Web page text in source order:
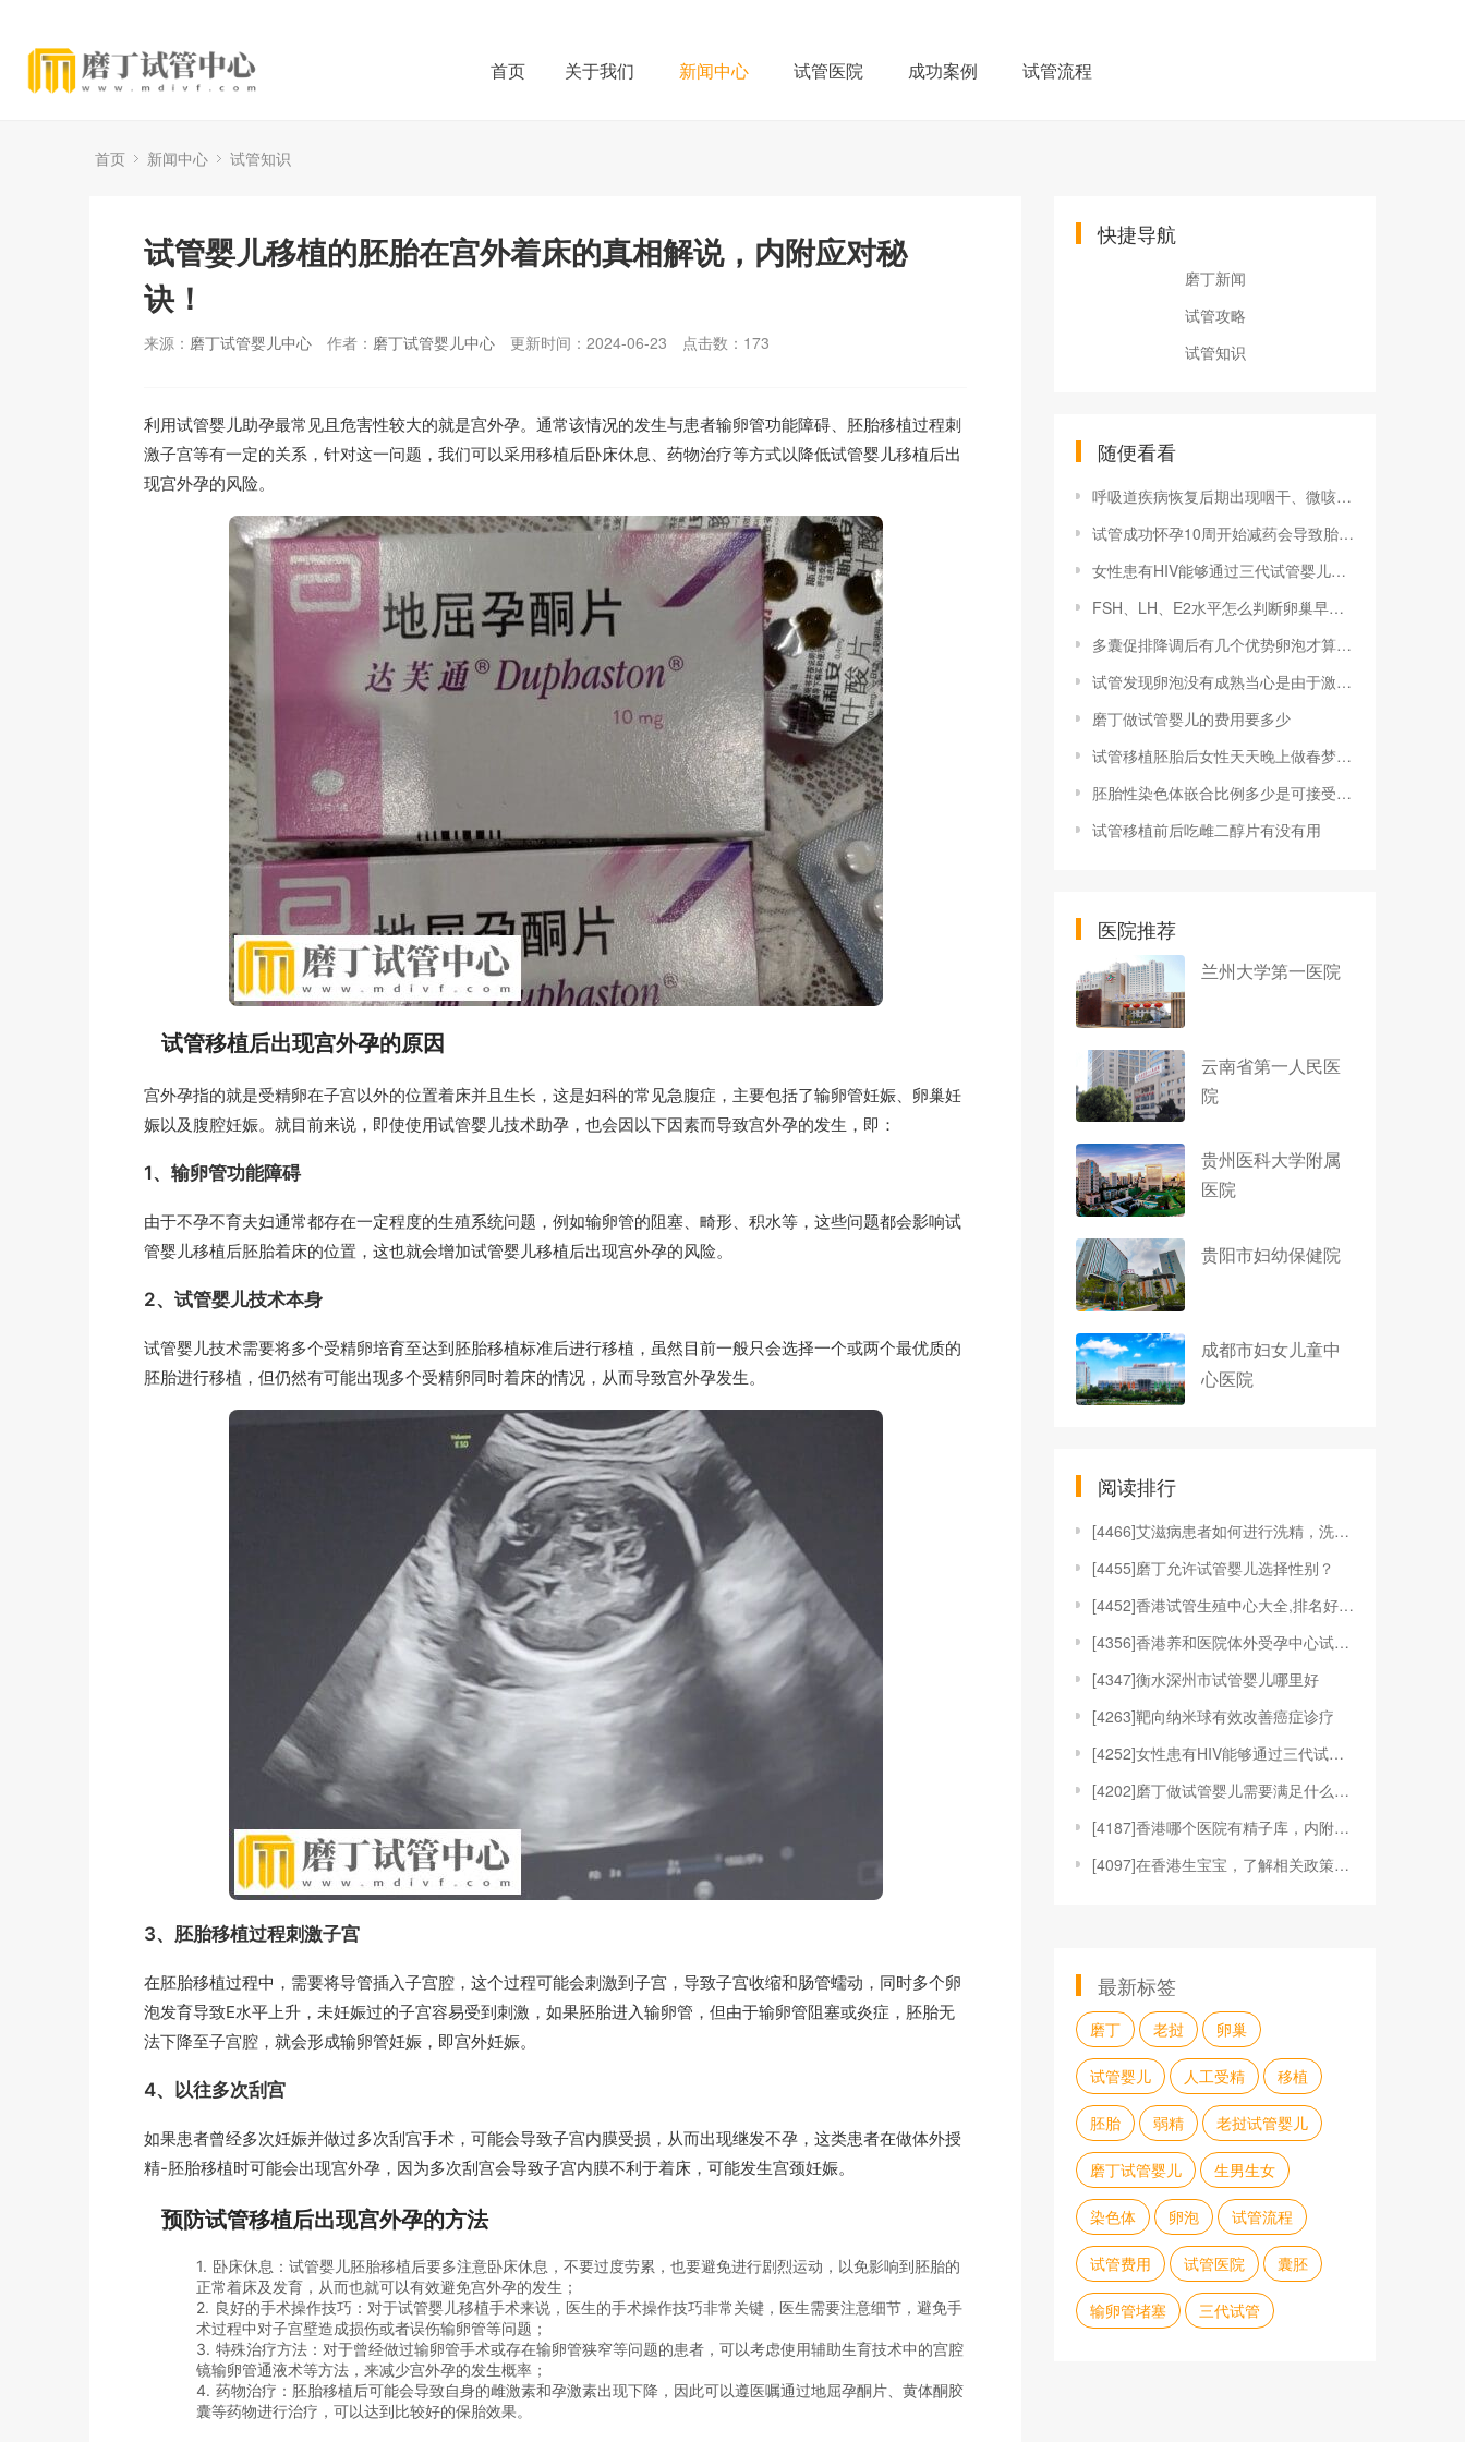
首页 关于我们 新闻中心 试管医院 成功案例 试管流程
首页 新闻中心 试管知识
试管婴儿移植的胚胎在宫外着床的真相解说，内附应对秘
诀！
来源： 磨丁试管婴儿中心 作者： 磨丁试管婴儿中心 更新时间：2024-06-23 点击数： 173
利用试管婴儿助孕最常见且危害性较大的就是宫外孕。通常该情况的发生与患者输卵管功能障碍、胚胎移植过程刺
激子宫等有一定的关系，针对这一问题，我们可以采用移植后卧床休息、药物治疗等方式以降低试管婴儿移植后出
现宫外孕的风险。
试管移植后出现宫外孕的原因
宫外孕指的就是受精卵在子宫以外的位置着床并且生长，这是妇科的常见急腹症，主要包括了输卵管妊娠、卵巢妊
娠以及腹腔妊娠。就目前来说，即使使用试管婴儿技术助孕，也会因以下因素而导致宫外孕的发生，即：
1、输卵管功能障碍
由于不孕不育夫妇通常都存在一定程度的生殖系统问题，例如输卵管的阻塞、畸形、积水等，这些问题都会影响试
管婴儿移植后胚胎着床的位置，这也就会增加试管婴儿移植后出现宫外孕的风险。
2、试管婴儿技术本身
试管婴儿技术需要将多个受精卵培育至达到胚胎移植标准后进行移植，虽然目前一般只会选择一个或两个最优质的
胚胎进行移植，但仍然有可能出现多个受精卵同时着床的情况，从而导致宫外孕发生。
3、胚胎移植过程刺激子宫
在胚胎移植过程中，需要将导管插入子宫腔，这个过程可能会刺激到子宫，导致子宫收缩和肠管蠕动，同时多个卵
泡发育导致E水平上升，未妊娠过的子宫容易受到刺激，如果胚胎进入输卵管，但由于输卵管阻塞或炎症，胚胎无
法下降至子宫腔，就会形成输卵管妊娠，即宫外妊娠。
4、以往多次刮宫
如果患者曾经多次妊娠并做过多次刮宫手术，可能会导致子宫内膜受损，从而出现继发不孕，这类患者在做体外授
精-胚胎移植时可能会出现宫外孕，因为多次刮宫会导致子宫内膜不利于着床，可能发生宫颈妊娠。
预防试管移植后出现宫外孕的方法
1. 卧床休息：试管婴儿胚胎移植后要多注意卧床休息，不要过度劳累，也要避免进行剧烈运动，以免影响到胚胎的
正常着床及发育，从而也就可以有效避免宫外孕的发生；
2. 良好的手术操作技巧：对于试管婴儿移植手术来说，医生的手术操作技巧非常关键，医生需要注意细节，避免手
术过程中对子宫壁造成损伤或者误伤输卵管等问题；
3. 特殊治疗方法：对于曾经做过输卵管手术或存在输卵管狭窄等问题的患者，可以考虑使用辅助生育技术中的宫腔
镜输卵管通液术等方法，来减少宫外孕的发生概率；
4. 药物治疗：胚胎移植后可能会导致自身的雌激素和孕激素出现下降，因此可以遵医嘱通过地屈孕酮片、黄体酮胶
囊等药物进行治疗，可以达到比较好的保胎效果。
快捷导航
磨丁新闻
试管攻略
试管知识
随便看看
呼吸道疾病恢复后期出现咽干、微咳等症状？中医教你这样缓解
试管成功怀孕10周开始减药会导致胎停育吗？
女性患有HIV能够通过三代试管婴儿技术来受孕健康宝宝吗
FSH、LH、E2水平怎么判断卵巢早衰，附上各项数据含义解读
多囊促排降调后有几个优势卵泡才算正常
试管发现卵泡没有成熟当心是由于激素水平异常导致的!
磨丁做试管婴儿的费用要多少
试管移植胚胎后女性天天晚上做春梦好吗？
胚胎性染色体嵌合比例多少是可接受的范围？
试管移植前后吃雌二醇片有没有用
医院推荐
兰州大学第一医院
云南省第一人民医
院
贵州医科大学附属
医院
贵阳市妇幼保健院
成都市妇女儿童中
心医院
阅读排行
[4466]艾滋病患者如何进行洗精，洗精技术适应于哪
[4455]磨丁允许试管婴儿选择性别？
[4452]香港试管生殖中心大全,排名好的机构都在这
[4356]香港养和医院体外受孕中心试管婴儿技术
[4347]衡水深州市试管婴儿哪里好
[4263]靶向纳米球有效改善癌症诊疗
[4252]女性患有HIV能够通过三代试管婴儿技术来
[4202]磨丁做试管婴儿需要满足什么条件?
[4187]香港哪个医院有精子库，内附具体捐精、供精
[4097]在香港生宝宝，了解相关政策和福利
最新标签
磨丁 老挝 卵巢
试管婴儿 人工受精 移植
胚胎 弱精 老挝试管婴儿
磨丁试管婴儿 生男生女
染色体 卵泡 试管流程
试管费用 试管医院 囊胚
输卵管堵塞 三代试管